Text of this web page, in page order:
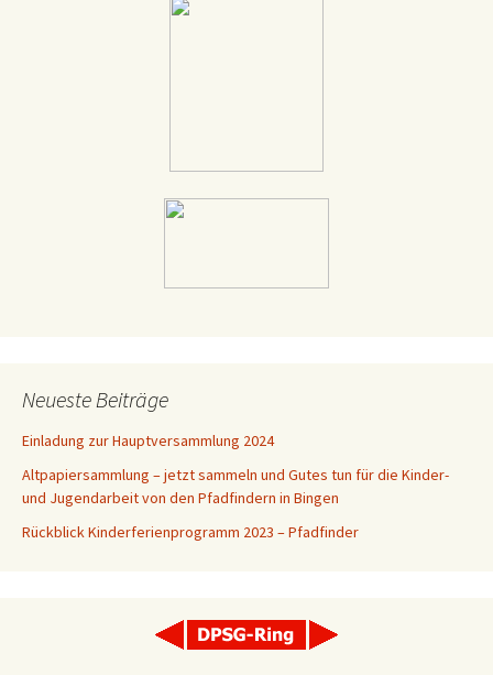
Neueste Beiträge
Einladung zur Hauptversammlung 2024
Altpapiersammlung – jetzt sammeln und Gutes tun für die Kinder-
und Jugendarbeit von den Pfadfindern in Bingen
Rückblick Kinderferienprogramm 2023 – Pfadfinder